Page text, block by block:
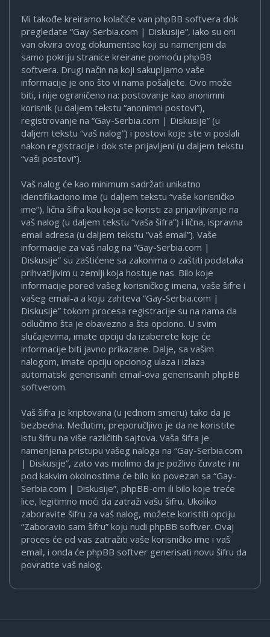
Mi takođe kreiramo kolačiće van phpBB softvera dok
pregledate “Gay-Serbia.com | Diskusije”, iako su oni
van okvira ovog dokumentae koji su namenjeni da
samo pokriju stranice kreirane pomoću phpBB
softvera. Drugi način na koji sakupljamo vaše
informacije je ono što vi nama pošaljete. Ovo može
biti, i nije ograničeno na: postovanje kao anonimni
korisnik (u daljem tekstu “anonimni postovi”),
registrovanje na “Gay-Serbia.com | Diskusije” (u
daljem tekstu “vaš nalog”) i postovi koje ste vi poslali
nakon registracije i dok ste prijavljeni (u daljem tekstu
“vaši postovi”).
Vaš nalog će kao minimum sadržati unikatno
identifikaciono ime (u daljem tekstu “vaše korisničko
ime”), lična šifra kou koja se koristi za prijavljivanje na
vaš nalog (u daljem tekstu “vaša šifra”) i lična, ispravna
email adresa (u daljem tekstu “vaš email”). Vaše
informacije za vaš nalog na “Gay-Serbia.com |
Diskusije” su zaštićene sa zakonima o zaštiti podataka
prihvatljivim u zemlji koja hostuje nas. Bilo koje
informacije pored vašeg korisničkog imena, vaše šifre i
vašeg email-a a koju zahteva “Gay-Serbia.com |
Diskusije” tokom procesa registracije su na nama da
odlučimo šta je obavezno a šta opciono. U svim
slučajevima, imate opciju da izaberete koje će
informacije biti javno prikazane. Dalje, sa vašim
nalogom, imate opciju opcionog ulaza i izlaza
automatski generisanih email-ova generisanih phpBB
softverom.
Vaš šifra je kriptovana (u jednom smeru) tako da je
bezbedna. Međutim, preporučljivo je da ne koristite
istu šifru na više različitih sajtova. Vaša šifra je
namenjena pristupu vašeg naloga na “Gay-Serbia.com
| Diskusije”, zato vas molimo da je požlivo čuvate i ni
pod kakvim okolnostima će bilo ko povezan sa “Gay-
Serbia.com | Diskusije”, phpBB-om ili bilo koje treće
lice, legitimno moći da zatraži vašu šifru. Ukoliko
zaboravite šifru za vaš nalog, možete koristiti opciju
“Zaboravio sam šifru” koju nudi phpBB softver. Ovaj
proces će od vas zatražiti vaše korisničko ime i vaš
email, i onda će phpBB softver generisati novu šifru da
povratite vaš nalog.